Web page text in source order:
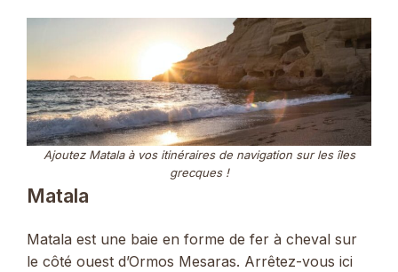
Ajoutez Matala à vos itinéraires de navigation sur les îles
grecques !
Matala
Matala est une baie en forme de fer à cheval sur
le côté ouest d’Ormos Mesaras. Arrêtez-vous ici